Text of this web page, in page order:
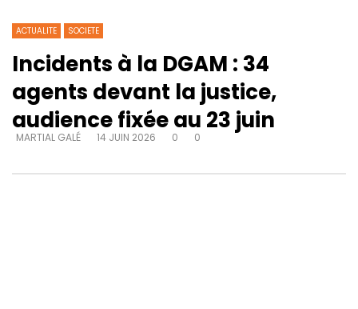
ACTUALITE SOCIETE
Incidents à la DGAM : 34
agents devant la justice,
audience fixée au 23 juin
MARTIAL GALÉ 14 JUIN 2026 0 0